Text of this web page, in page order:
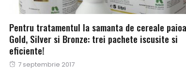
Pentru tratamentul la samanta de cereale
Gold, Silver si Bronze: trei pachete iscusite si
eficiente!
Publicat
7 septembrie 2017